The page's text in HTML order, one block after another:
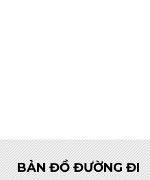
BẢN ĐỒ ĐƯỜNG ĐI